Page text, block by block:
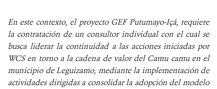
En este contexto, el proyecto GEF Putumayo-Içá, requiere
la contratación de un consultor individual con el cual se
busca liderar la continuidad a las acciones iniciadas por
WCS en torno a la cadena de valor del Camu camu en el
municipio de Leguizamo, mediante la implementación de
actividades dirigidas a consolidar la adopción del modelo